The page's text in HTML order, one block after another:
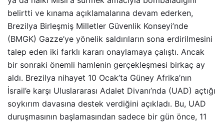
belirtti ve kınama açıklamalarına devam ederken,
Brezilya Birleşmiş Milletler Güvenlik Konseyi’nde
(BMGK) Gazze’ye yönelik saldırıların sona erdirilmesini
talep eden iki farklı kararı onaylamaya çalıştı. Ancak
bir sonraki önemli hamlenin gerçekleşmesi birkaç ay
aldı. Brezilya nihayet 10 Ocak’ta Güney Afrika’nın
İsrail’e karşı Uluslararası Adalet Divanı’nda (UAD) açtığı
soykırım davasına destek verdiğini açıkladı. Bu, UAD
duruşmasının başlamasından sadece bir gün önce, 11